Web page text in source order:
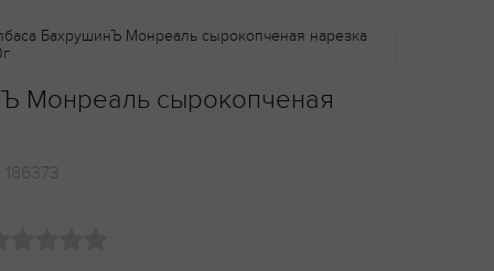
БахрушинЪ Монреаль сырокопченая нарезка
Монреаль сырокопченая
186373